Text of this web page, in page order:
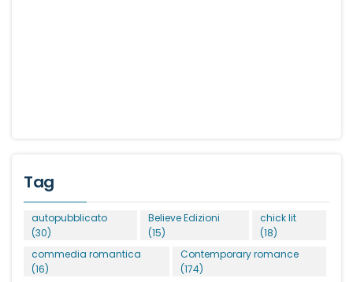
Tag
autopubblicato
(30)
Believe Edizioni
(15)
chick lit
(18)
commedia romantica
(16)
Contemporary romance
(174)